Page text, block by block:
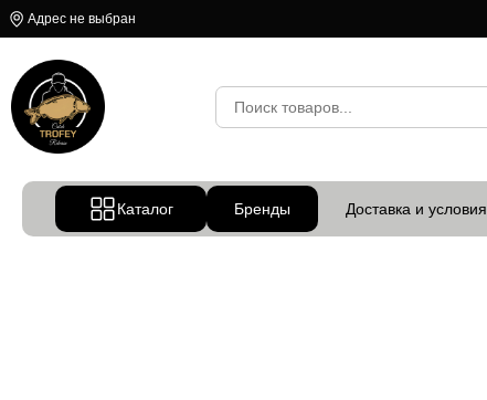
Адрес не выбран
Каталог Бренды Доставка и условия